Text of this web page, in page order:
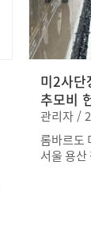
장병들뿐
미를 이
분명히 나
한 사람
용기, 그
이야기가
억한다는
섭니다.
걸맞은 삶
의 책임
미2사단
추모비
관리자 /
롬바르도
서울 용